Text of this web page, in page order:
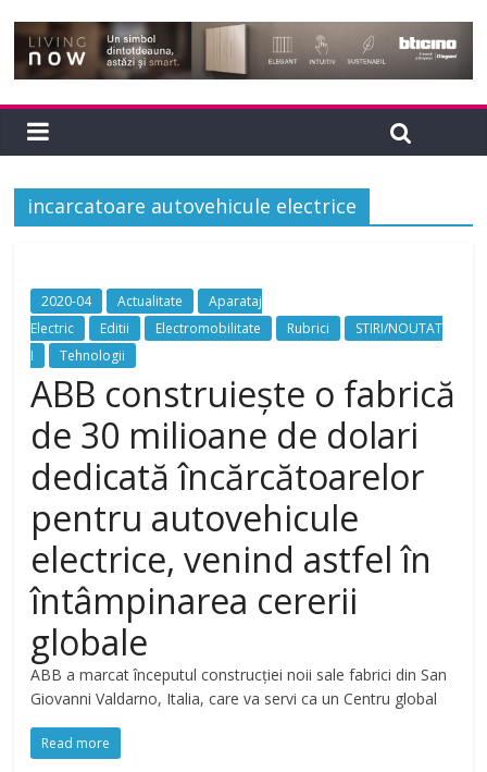
incarcatoare autovehicule electrice
2020-04 Actualitate
Aparataj
Electric
Editii Electromobilitate Rubrici
STIRI/NOUTAT
I
Tehnologii
ABB construiește o fabrică
de 30 milioane de dolari
dedicată încărcătoarelor
pentru autovehicule
electrice, venind astfel în
întâmpinarea cererii
globale
ABB a marcat începutul construcției noii sale fabrici din San
Giovanni Valdarno, Italia, care va servi ca un Centru global
Read more